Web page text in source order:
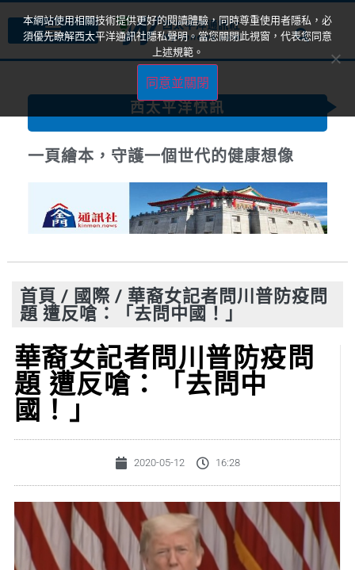
西太平洋快訊
一頁繪本，守護一個世代的健康想像
首頁 / 國際 / 華裔女記者問川普防疫問
題 遭反嗆：「去問中國！」
華裔女記者問川普防疫問
題 遭反嗆：「去問中
國！」
2020-05-12 16:28
本網站使用相關技術提供更好的閱讀體驗，同時尊重使用者隱私，必
須優先瞭解西太平洋通訊社隱私聲明。當您關閉此視窗，代表您同意
上述規範。
同意並關閉